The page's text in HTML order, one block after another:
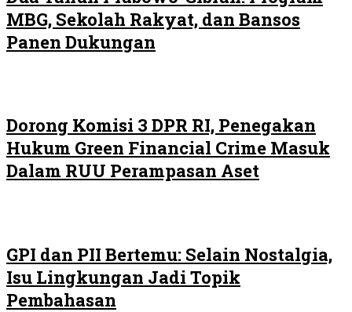
MBG, Sekolah Rakyat, dan Bansos
Panen Dukungan
Dorong Komisi 3 DPR RI, Penegakan
Hukum Green Financial Crime Masuk
Dalam RUU Perampasan Aset
GPI dan PII Bertemu: Selain Nostalgia,
Isu Lingkungan Jadi Topik
Pembahasan